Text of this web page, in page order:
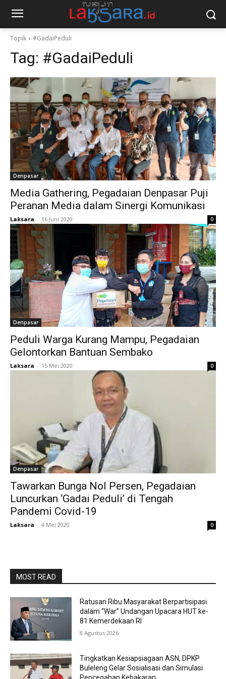
Topik #GadaiPeduli
Tag: #GadaiPeduli
Denpasar
Media Gathering, Pegadaian Denpasar Puji
Peranan Media dalam Sinergi Komunikasi
Laksara - 16 Juni 2020 0
Denpasar
Peduli Warga Kurang Mampu, Pegadaian
Gelontorkan Bantuan Sembako
Laksara - 15 Mei 2020 0
Denpasar
Tawarkan Bunga Nol Persen, Pegadaian
Luncurkan ‘Gadai Peduli’ di Tengah
Pandemi Covid-19
Laksara - 4 Mei 2020 0
MOST READ
Ratusan Ribu Masyarakat Berpartisipasi
dalam “War” Undangan Upacara HUT ke-
81 Kemerdekaan RI
8 Agustus 2026
Tingkatkan Kesiapsiagaan ASN, DPKP
Buleleng Gelar Sosialisasi dan Simulasi
Pencegahan Kebakaran